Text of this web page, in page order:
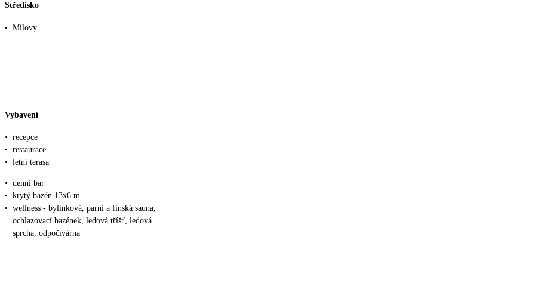
Středisko
• Milovy
Vybavení
• recepce
• restaurace
• letní terasa
• denní bar
• krytý bazén 13x6 m
• wellness - bylinková, parní a finská sauna,
ochlazovací bazének, ledová tříšť, ledová
sprcha, odpočívárna